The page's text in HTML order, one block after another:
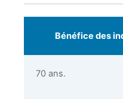
Bénéfice des
70 ans.